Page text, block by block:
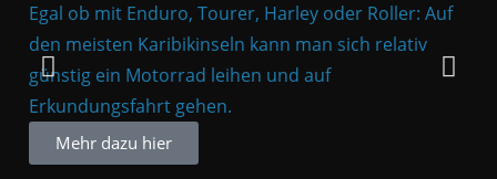
Egal ob mit Enduro, Tourer, Harley oder Roller: Auf
den meisten Karibikinseln kann man sich relativ
günstig ein Motorrad leihen und auf
Erkundungsfahrt gehen.
Mehr dazu hier